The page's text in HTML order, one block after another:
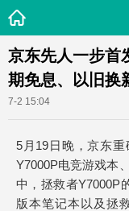
京东先人一步首
期免息、以旧换
7-2 15:04
5月19日晚，京东重
Y7000P电竞游戏本
中，拯救者Y7000P
版本笔记本以及拯